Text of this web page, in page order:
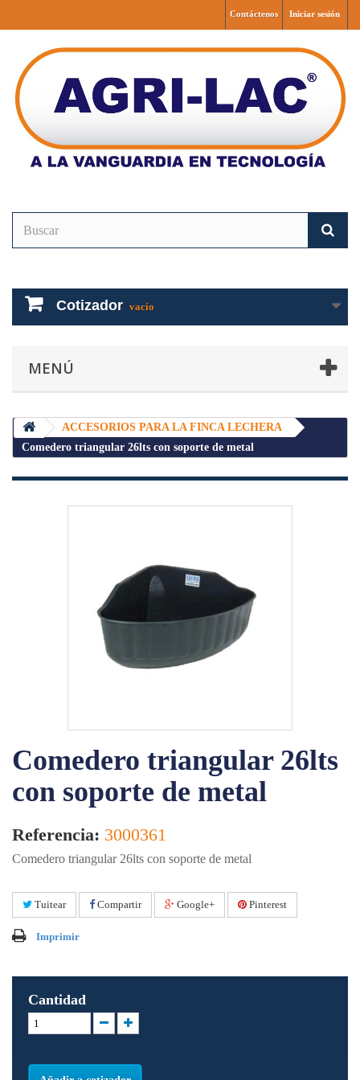
Iniciar sesión
Contáctenos
Cotizador vacío
MENÚ
ACCESORIOS PARA LA FINCA LECHERA
Comedero triangular 26lts con soporte de metal
Comedero triangular 26lts
con soporte de metal
Referencia: 3000361
Comedero triangular 26lts con soporte de metal
Tuitear Compartir Google+ Pinterest
Imprimir
Cantidad